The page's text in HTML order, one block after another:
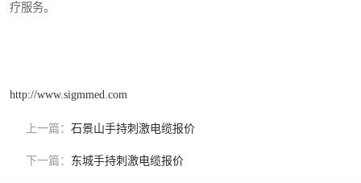
疗服务。
http://www.sigmmed.com
上一篇： 石景山手持刺激电缆报价
下一篇： 东城手持刺激电缆报价